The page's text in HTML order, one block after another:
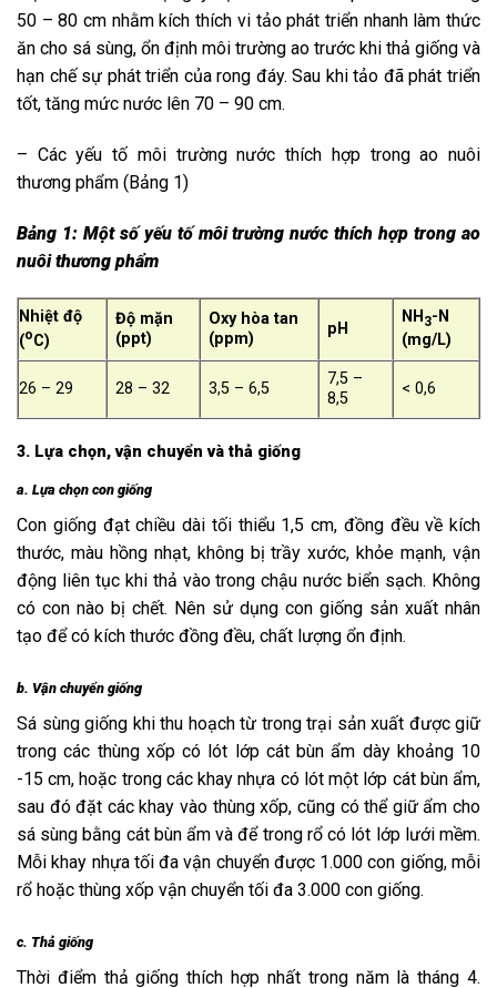
50 – 80 cm nhằm kích thích vi tảo phát triển nhanh làm thức
ăn cho sá sùng, ổn định môi trường ao trước khi thả giống và
hạn chế sự phát triển của rong đáy. Sau khi tảo đã phát triển
tốt, tăng mức nước lên 70 – 90 cm.
– Các yếu tố môi trường nước thích hợp trong ao nuôi
thương phẩm (Bảng 1)
Bảng 1: Một số yếu tố môi trường nước thích hợp trong ao
nuôi thương phẩm
Nhiệt độ
(oC)
Độ mặn
(ppt)
Oxy hòa tan
(ppm)
pH
NH 3-N
(mg/L)
26 – 29 28 – 32 3,5 – 6,5
7,5 –
8,5
< 0,6
3. Lựa chọn, vận chuyển và thả giống
a. Lựa chọn con giống
Con giống đạt chiều dài tối thiểu 1,5 cm, đồng đều về kích
thước, màu hồng nhạt, không bị trầy xước, khỏe mạnh, vận
động liên tục khi thả vào trong chậu nước biển sạch. Không
có con nào bị chết. Nên sử dụng con giống sản xuất nhân
tạo để có kích thước đồng đều, chất lượng ổn định.
b. Vận chuyển giống
Sá sùng giống khi thu hoạch từ trong trại sản xuất được giữ
trong các thùng xốp có lót lớp cát bùn ẩm dày khoảng 10
-15 cm, hoặc trong các khay nhựa có lót một lớp cát bùn ẩm,
sau đó đặt các khay vào thùng xốp, cũng có thể giữ ẩm cho
sá sùng bằng cát bùn ẩm và để trong rổ có lót lớp lưới mềm.
Mỗi khay nhựa tối đa vận chuyển được 1.000 con giống, mỗi
rổ hoặc thùng xốp vận chuyển tối đa 3.000 con giống.
c. Thả giống
Thời điểm thả giống thích hợp nhất trong năm là tháng 4.